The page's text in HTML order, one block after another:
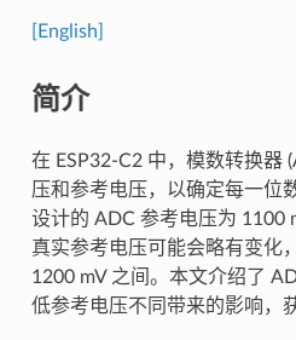
[English]
简介
在 ESP32-C2 中，模数转换器
压和参考电压，以确定每一位
设计的 ADC 参考电压为 1100
真实参考电压可能会略有变化
1200 mV 之间。本文介绍了
低参考电压不同带来的影响，